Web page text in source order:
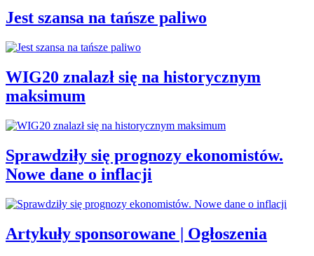
Jest szansa na tańsze paliwo
WIG20 znalazł się na historycznym
maksimum
Sprawdziły się prognozy ekonomistów.
Nowe dane o inflacji
Artykuły sponsorowane | Ogłoszenia